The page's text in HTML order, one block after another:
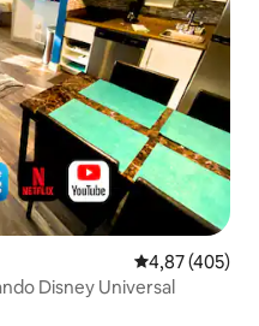
Évaluation
4,87 (405)
Disney Universal